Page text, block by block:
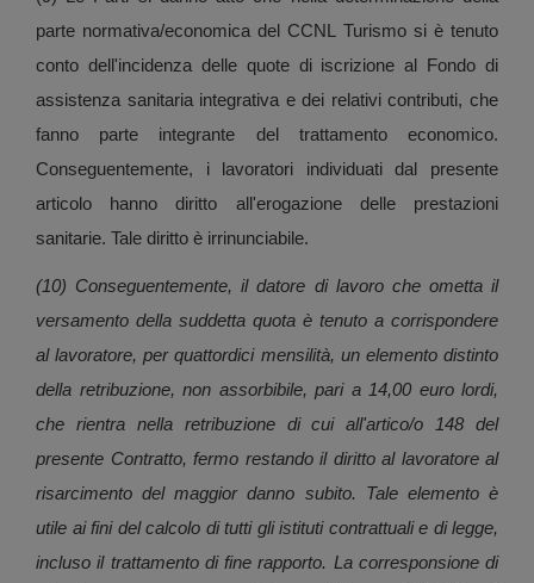
parte normativa/economica del CCNL Turismo si è tenuto
conto dell'incidenza delle quote di iscrizione al Fondo di
assistenza sanitaria integrativa e dei relativi contributi, che
fanno parte integrante del trattamento economico.
Conseguentemente, i lavoratori individuati dal presente
articolo hanno diritto all'erogazione delle prestazioni
sanitarie. Tale diritto è irrinunciabile.
(10) Conseguentemente, il datore di lavoro che ometta il
versamento della suddetta quota è tenuto a corrispondere
al lavoratore, per quattordici mensilità, un elemento distinto
della retribuzione, non assorbibile, pari a 14,00 euro lordi,
che rientra nella retribuzione di cui all'artico/o 148 del
presente Contratto, fermo restando il diritto al lavoratore al
risarcimento del maggior danno subito. Tale elemento è
utile ai fini del calcolo di tutti gli istituti contrattuali e di legge,
incluso il trattamento di fine rapporto. La corresponsione di